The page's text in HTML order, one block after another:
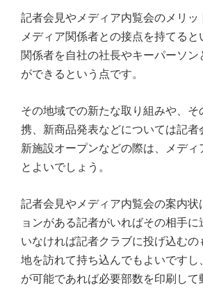
記者会見やメディア内覧会のメリッ
メディア関係者との接点を持てる
関係者を自社の社長やキーパーソン
ができるという点です。
その地域での新たな取り組みや、そ
携、新商品発表などについては記者
新施設オープンなどの際は、メディ
とよいでしょう。
記者会見やメディア内覧会の案内状
ョンがある記者がいればその相手
いなければ記者クラブに投げ込む
地を訪れて持ち込んでもよいですし
が可能であれば必要部数を印刷して